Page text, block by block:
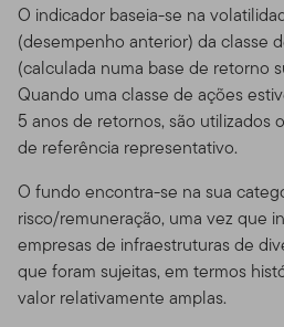
O indicador baseia-se na
(desempenho anterior) da classe
(calculada numa base de retorno
Quando uma classe de ações
5 anos de retornos, são utilizados
de referência representativo.
O fundo encontra-se na sua
risco/remuneração, uma vez que
empresas de infraestruturas de
que foram sujeitas, em termos
valor relativamente amplas.